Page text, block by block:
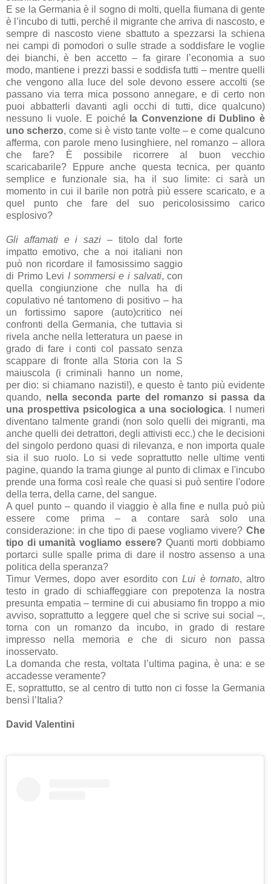
E se la Germania è il sogno di molti, quella fiumana di gente
è l’incubo di tutti, perché il migrante che arriva di nascosto, e
sempre di nascosto viene sbattuto a spezzarsi la schiena
nei campi di pomodori o sulle strade a soddisfare le voglie
dei bianchi, è ben accetto – fa girare l’economia a suo
modo, mantiene i prezzi bassi e soddisfa tutti – mentre quelli
che vengono alla luce del sole devono essere accolti (se
passano via terra mica possono annegare, e di certo non
puoi abbatterli davanti agli occhi di tutti, dice qualcuno)
nessuno li vuole. E poiché la Convenzione di Dublino è
uno scherzo, come si è visto tante volte – e come qualcuno
afferma, con parole meno lusinghiere, nel romanzo – allora
che fare? È possibile ricorrere al buon vecchio
scaricabarile? Eppure anche questa tecnica, per quanto
semplice e funzionale sia, ha il suo limite: ci sarà un
momento in cui il barile non potrà più essere scaricato, e a
quel punto che fare del suo pericolosissimo carico
esplosivo?
Gli affamati e i sazi – titolo dal forte
impatto emotivo, che a noi italiani non
può non ricordare il famosissimo saggio
di Primo Levi I sommersi e i salvati, con
quella congiunzione che nulla ha di
copulativo né tantomeno di positivo – ha
un fortissimo sapore (auto)critico nei
confronti della Germania, che tuttavia si
rivela anche nella letteratura un paese in
grado di fare i conti col passato senza
scappare di fronte alla Storia con la S
maiuscola (i criminali hanno un nome,
per dio: si chiamano nazisti!), e questo è tanto più evidente
quando, nella seconda parte del romanzo si passa da
una prospettiva psicologica a una sociologica. I numeri
diventano talmente grandi (non solo quelli dei migranti, ma
anche quelli dei detrattori, degli attivisti ecc.) che le decisioni
del singolo perdono quasi di rilevanza, e non importa quale
sia il suo ruolo. Lo si vede soprattutto nelle ultime venti
pagine, quando la trama giunge al punto di climax e l'incubo
prende una forma così reale che quasi si può sentire l'odore
della terra, della carne, del sangue.
A quel punto – quando il viaggio è alla fine e nulla può più
essere come prima – a contare sarà solo una
considerazione: in che tipo di paese vogliamo vivere? Che
tipo di umanità vogliamo essere? Quanti morti dobbiamo
portarci sulle spalle prima di dare il nostro assenso a una
politica della speranza?
Timur Vermes, dopo aver esordito conLui è tornato, altro
testo in grado di schiaffeggiare con prepotenza la nostra
presunta empatia – termine di cui abusiamo fin troppo a mio
avviso, soprattutto a leggere quel che si scrive sui social –,
torna con un romanzo da incubo, in grado di restare
impresso nella memoria e che di sicuro non passa
inosservato.
La domanda che resta, voltata l’ultima pagina, è una: e se
accadesse veramente?
E, soprattutto, se al centro di tutto non ci fosse la Germania
bensì l’Italia?
David Valentini